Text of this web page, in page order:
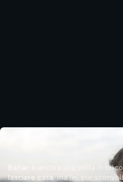
è ancora una volta in
lasciare casa, ma lei, pur